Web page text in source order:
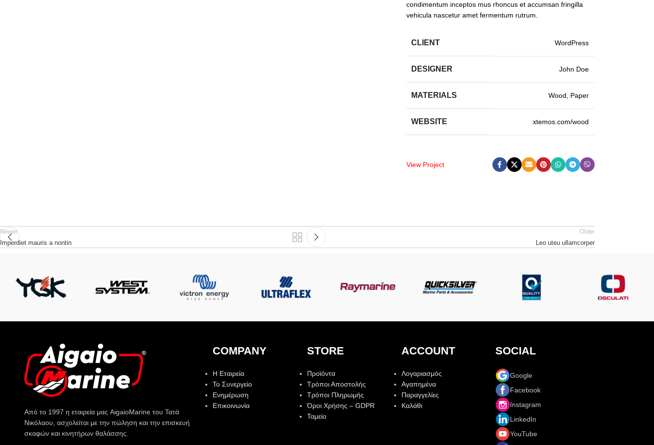
condimentum inceptos mus rhoncus et accumsan fringilla
vehicula nascetur amet fermentum rutrum.
CLIENT WordPress
DESIGNER John Doe
MATERIALS Wood, Paper
WEBSITE xtemos.com/wood
View Project
Newer
Imperdiet mauris a nontin
Older
Leo uteu ullamcorper
Από το 1997 η εταιρεία μας AigaioMarine του Τατά
Νικόλαου, ασχολείται με την πώληση και την επισκευή
σκαφών και κινητήρων θαλάσσης.
COMPANY
Η Εταιρεία
Το Συνεργείο
Ενημέρωση
Επικοινωνία
STORE
Προϊόντα
Τρόποι Αποστολής
Τρόποι Πληρωμής
Όροι Χρήσης – GDPR
Ταμείο
ACCOUNT
Λογαριασμός
Αγαπημένα
Παραγγελίες
Καλάθι
SOCIAL
Google
Facebook
Instagram
LinkedIn
YouTube